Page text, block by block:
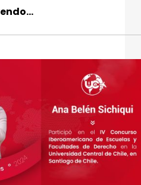
“Fortaleciendo el futuro legal: capacitación en Protección Internacional”
…